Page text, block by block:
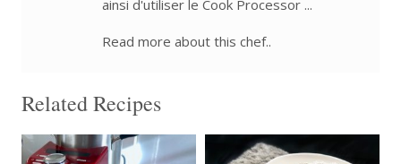
ainsi d'utiliser le Cook Processor ...
Read more about this chef..
Related Recipes